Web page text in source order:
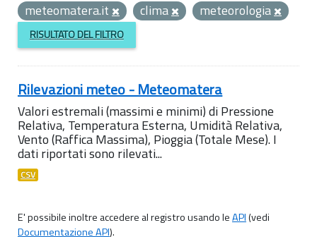
meteomatera.it
clima meteorologia
RISULTATO DEL FILTRO
Rilevazioni meteo - Meteomatera
Valori estremali (massimi e minimi) di Pressione
Relativa, Temperatura Esterna, Umidità Relativa,
Vento (Raffica Massima), Pioggia (Totale Mese). I
dati riportati sono rilevati...
CSV
E' possibile inoltre accedere al registro usando leAPI(vedi
Documentazione API).